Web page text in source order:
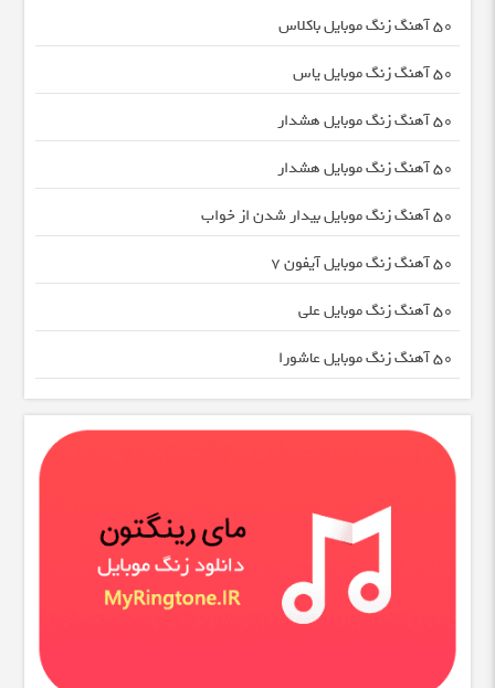
50 آهنگ زنگ موبایل باکلاس
50 آهنگ زنگ موبایل یاس
50 آهنگ زنگ موبایل هشدار
50 آهنگ زنگ موبایل هشدار
50 آهنگ زنگ موبایل بیدار شدن از خواب
50 آهنگ زنگ موبایل آیفون 7
50 آهنگ زنگ موبایل علی
50 آهنگ زنگ موبایل عاشورا